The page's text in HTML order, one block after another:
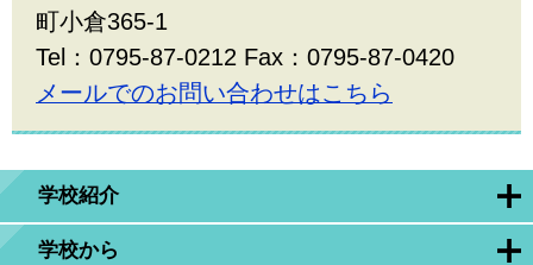
学校紹介
学校から
町小倉365-1
Tel：0795-87-0212 Fax：0795-87-0420
メールでのお問い合わせはこちら